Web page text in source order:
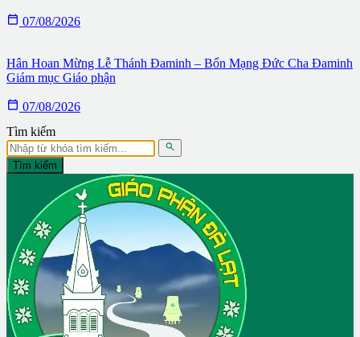
 07/08/2026
Hân Hoan Mừng Lễ Thánh Đaminh – Bổn Mạng Đức Cha Đaminh
Giám mục Giáo phận
 07/08/2026
Tìm kiếm

Tìm kiếm